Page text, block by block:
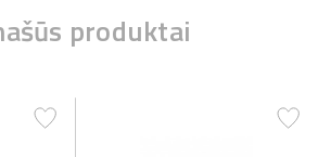
produktai